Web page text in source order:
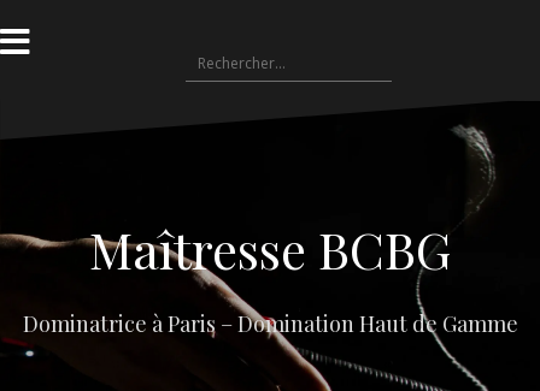
au
contenu
Rechercher :
Maîtresse BCBG
Dominatrice à Paris – Domination Haut de Gamme